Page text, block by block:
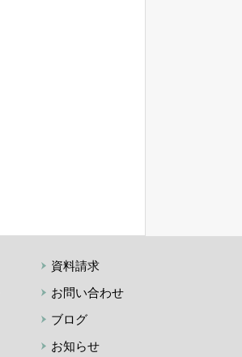
資料請求
お問い合わせ
ブログ
お知らせ